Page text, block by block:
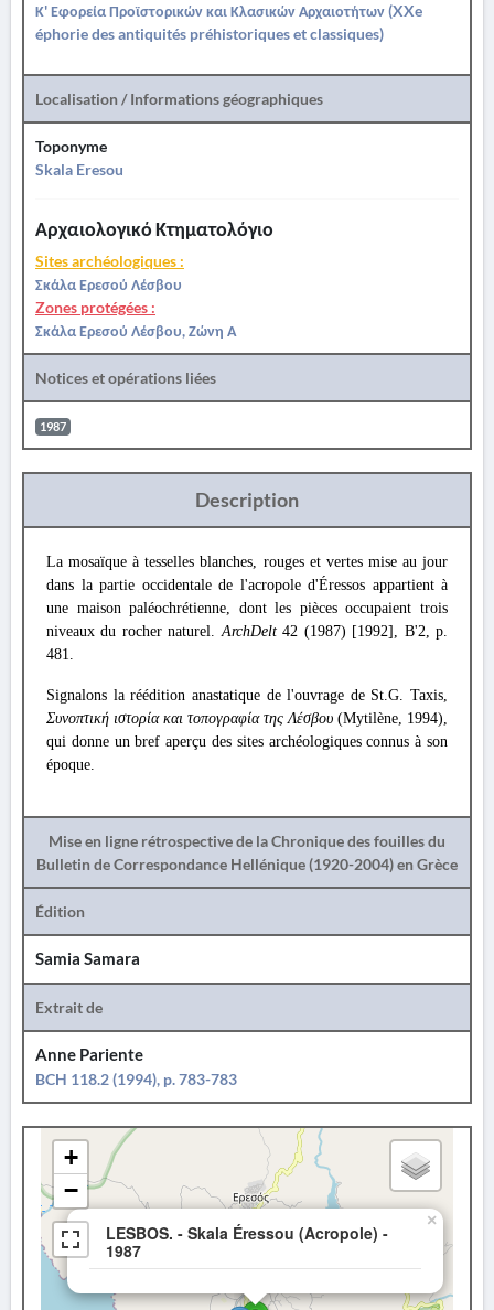
Κ' Εφορεία Προϊστορικών και Κλασικών Αρχαιοτήτων (XXe
éphorie des antiquités préhistoriques et classiques)
Localisation / Informations géographiques
Toponyme
Skala Eresou
Αρχαιολογικό Κτηματολόγιο
Sites archéologiques :
Σκάλα Ερεσού Λέσβου
Zones protégées :
Σκάλα Ερεσού Λέσβου, Ζώνη Α
Notices et opérations liées
1987
Description
La mosaïque à tesselles blanches, rouges et vertes mise au jour
dans la partie occidentale de l'acropole d'Éressos appartient à
une maison paléochrétienne, dont les pièces occupaient trois
niveaux du rocher naturel.ArchDelt42 (1987) [1992], B'2, p.
481.
Signalons la réédition anastatique de l'ouvrage de St.G. Taxis,
Συνοπτική ιστορία και τοπογραφία της Λέσβου (Mytilène, 1994),
qui donne un bref aperçu des sites archéologiques connus à son
époque.
Mise en ligne rétrospective de la Chronique des fouilles du
Bulletin de Correspondance Hellénique (1920-2004) en Grèce
Édition
Samia Samara
Extrait de
Anne Pariente
BCH 118.2 (1994), p. 783-783
LESBOS. - Skala Éressou (Acropole) -
1987
×
+
−